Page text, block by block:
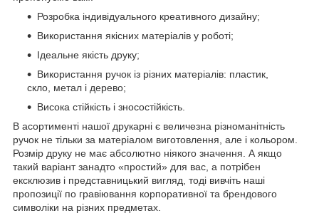
Розробка індивідуального креативного дизайну;
Використання якісних матеріалів у роботі;
Ідеальне якість друку;
Використання ручок із різних матеріалів: пластик,
скло, метал і дерево;
Висока стійкість і зносостійкість.
В асортименті нашої друкарні є величезна різноманітність
ручок не тільки за матеріалом виготовлення, але і кольором.
Розмір друку не має абсолютно ніякого значення. А якщо
такий варіант занадто «простий» для вас, а потрібен
ексклюзив і представницький вигляд, тоді вивчіть наші
пропозиції по гравіювання корпоративної та брендового
символіки на різних предметах.